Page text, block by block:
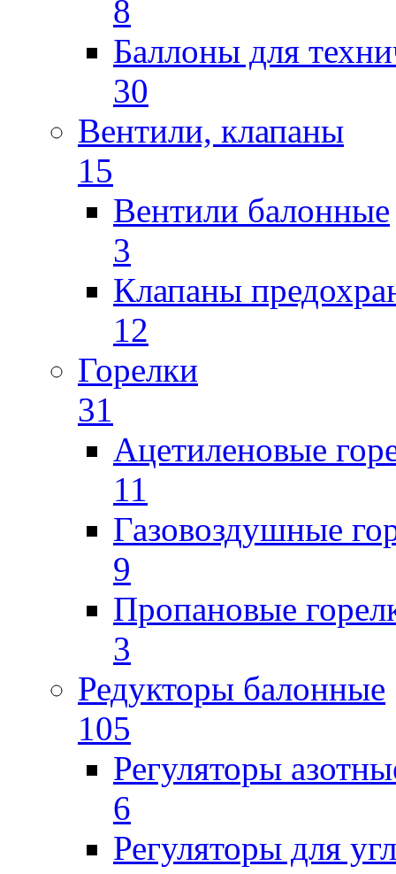
8
Баллоны для
30
Вентили, клапаны
15
Вентили балонные
3
Клапаны
12
Горелки
31
Ацетиленовые
11
Газовоздушные
9
Пропановые
3
Редукторы балонные
105
Регуляторы
6
Регуляторы для